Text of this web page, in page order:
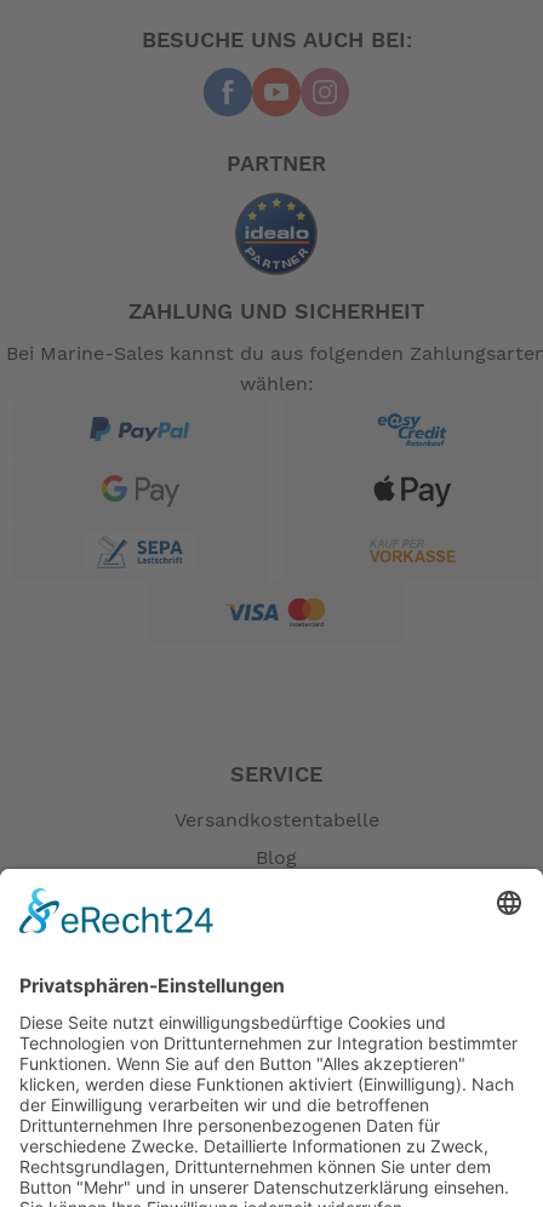
BESUCHE UNS AUCH BEI:
PARTNER
ZAHLUNG UND SICHERHEIT
Bei Marine-Sales kannst du aus folgenden
wählen:
SERVICE
Versandkostentabelle
Blog
Versandpartner
Verfügbarkeiten
Zahlung und Versand
Datenschutz
Fernabsatz